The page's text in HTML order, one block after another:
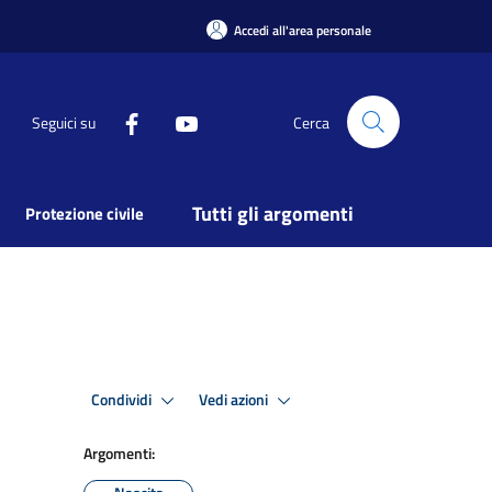
Accedi all'area personale
Seguici su Cerca
Protezione civile Tutti gli argomenti
Condividi Vedi azioni
Argomenti: